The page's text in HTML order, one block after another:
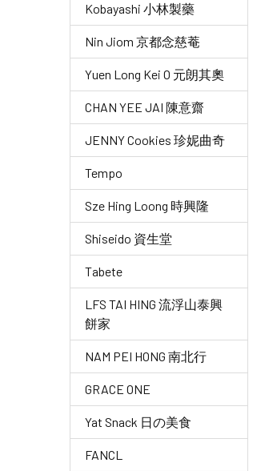
Kobayashi 小林製藥
Nin Jiom 京都念慈菴
Yuen Long Kei O 元朗其奧
CHAN YEE JAI 陳意齋
JENNY Cookies 珍妮曲奇
Tempo
Sze Hing Loong 時興隆
Shiseido 資生堂
Tabete
LFS TAI HING 流浮山泰興
餅家
NAM PEI HONG 南北行
GRACE ONE
Yat Snack 日の美食
FANCL